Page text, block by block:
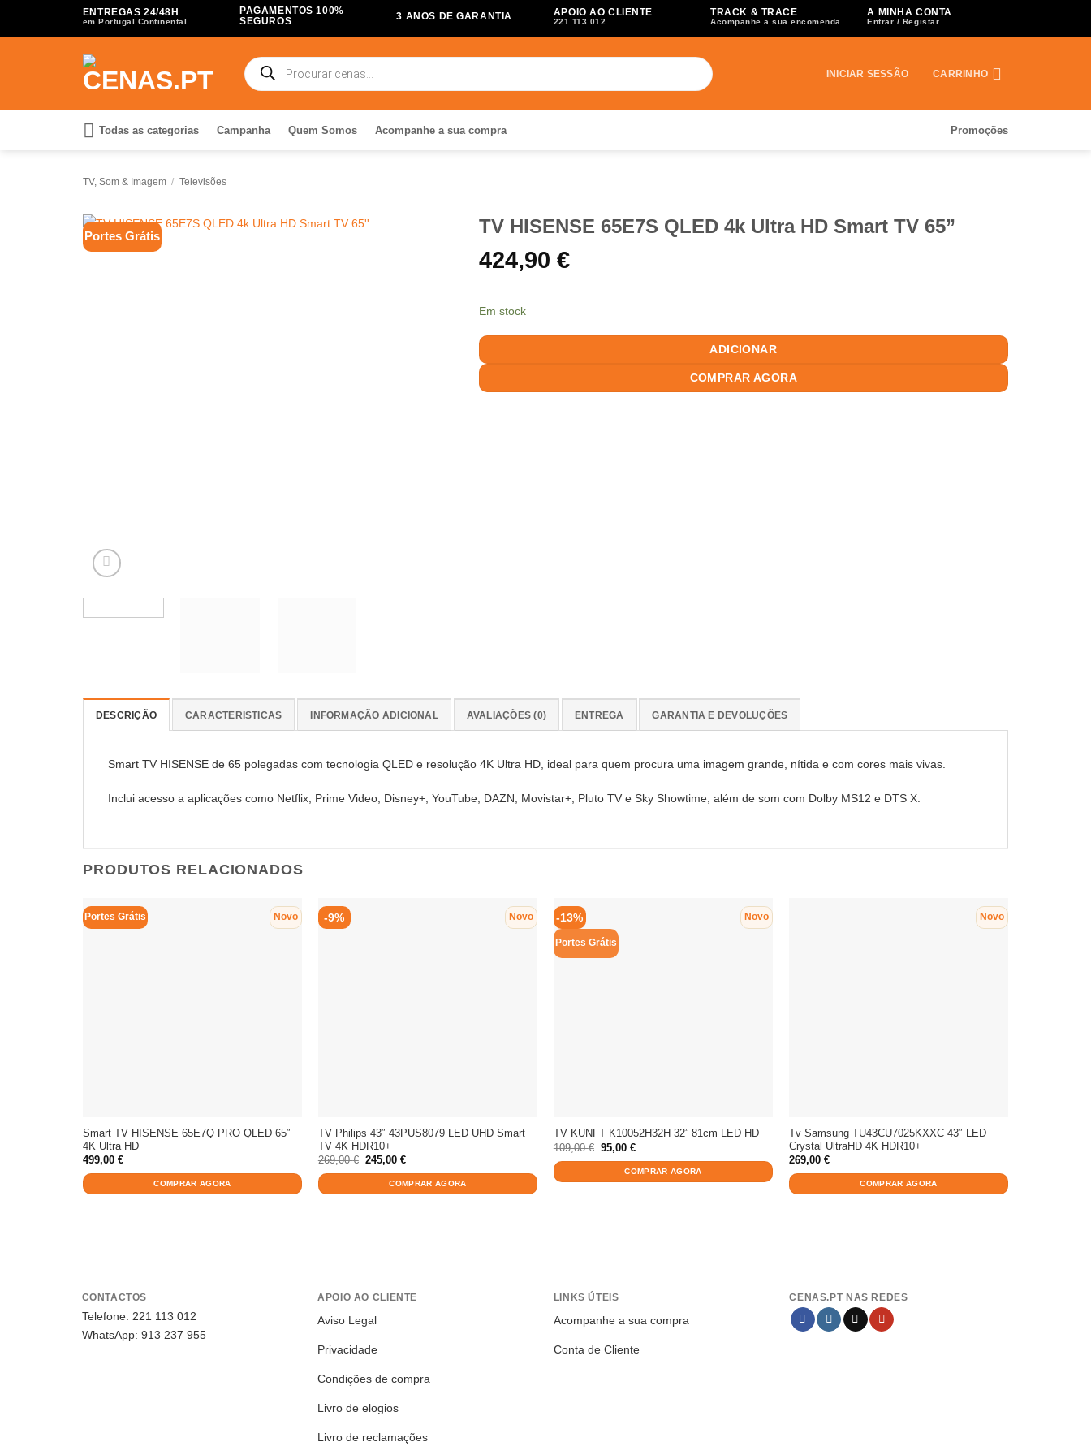
ENTREGAS 24/48H
em Portugal Continental
PAGAMENTOS 100%
SEGUROS
3 ANOS DE GARANTIA APOIO AO CLIENTE
221 113 012
TRACK & TRACE
Acompanhe a sua encomenda
A MINHA CONTA
Entrar / Registar
Products
search
INICIAR SESSÃO CARRINHO
Todas as categorias Campanha Quem Somos Acompanhe a sua compra Promoções
TV, Som & Imagem / Televisões
Portes Grátis TV HISENSE 65E7S QLED 4k Ultra HD Smart TV 65”
424,90 €
Em stock
ADICIONAR
COMPRAR AGORA
DESCRIÇÃO CARACTERISTICAS INFORMAÇÃO ADICIONAL AVALIAÇÕES (0) ENTREGA GARANTIA E DEVOLUÇÕES
Smart TV HISENSE de 65 polegadas com tecnologia QLED e resolução 4K Ultra HD, ideal para quem procura uma imagem grande, nítida e com cores mais vivas.
Inclui acesso a aplicações como Netflix, Prime Video, Disney+, YouTube, DAZN, Movistar+, Pluto TV e Sky Showtime, além de som com Dolby MS12 e DTS X.
PRODUTOS RELACIONADOS
Portes Grátis Novo
Smart TV HISENSE 65E7Q PRO QLED 65″
4K Ultra HD
499,00 €
COMPRAR AGORA
-9% Novo
TV Philips 43″ 43PUS8079 LED UHD Smart
TV 4K HDR10+
269,00€ O
preço
original
269,00 €.
245,00 €O
atual
é:
245,00 €.
COMPRAR AGORA
-13%
Portes Grátis
Novo
TV KUNFT K10052H32H 32” 81cm LED HD
109,00€ O
preço
original
109,00 €.
95,00 €O
atual
é:
95,00 €.
COMPRAR AGORA
Novo
Tv Samsung TU43CU7025KXXC 43″ LED
Crystal UltraHD 4K HDR10+
269,00 €
COMPRAR AGORA
CONTACTOS
Telefone: 221 113 012
WhatsApp: 913 237 955
APOIO AO CLIENTE
Aviso Legal
Privacidade
Condições de compra
Livro de elogios
Livro de reclamações
LINKS ÚTEIS
Acompanhe a sua compra
Conta de Cliente
CENAS.PT NAS REDES